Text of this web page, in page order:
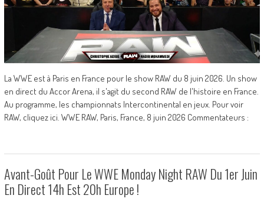
La WWE est à Paris en France pour le show RAW du 8 juin 2026. Un show
en direct du Accor Arena, il s'agit du second RAW de l'histoire en France.
Au programme, les championnats Intercontinental en jeux. Pour voir
RAW, cliquez ici. WWE RAW, Paris, France, 8 juin 2026 Commentateurs :
Avant-Goût Pour Le WWE Monday Night RAW Du 1er Juin
En Direct 14h Est 20h Europe !